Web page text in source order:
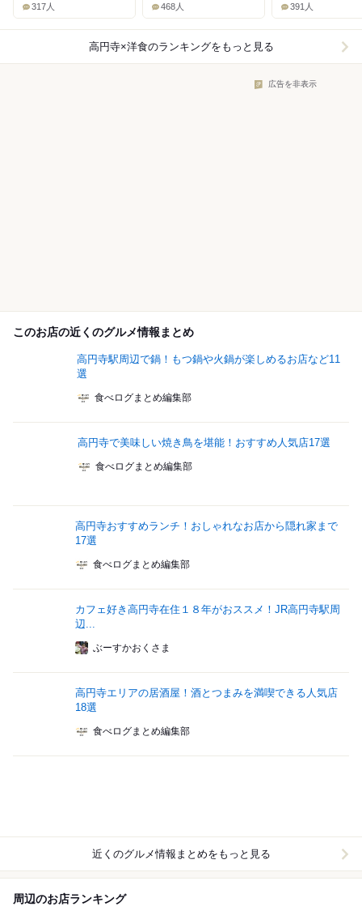
317人 468人 391人
高円寺×洋食のランキングをもっと見る
広告を非表示
このお店の近くのグルメ情報まとめ
高円寺駅周辺で鍋！もつ鍋や火鍋が楽しめるお店など11
選
食べログまとめ編集部
高円寺で美味しい焼き鳥を堪能！おすすめ人気店17選
食べログまとめ編集部
高円寺おすすめランチ！おしゃれなお店から隠れ家まで
17選
食べログまとめ編集部
カフェ好き高円寺在住１８年がおススメ！JR高円寺駅周
辺...
ぶーすかおくさま
高円寺エリアの居酒屋！酒とつまみを満喫できる人気店
18選
食べログまとめ編集部
近くのグルメ情報まとめをもっと見る
周辺のお店ランキング